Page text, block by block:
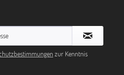
zur Kenntnis